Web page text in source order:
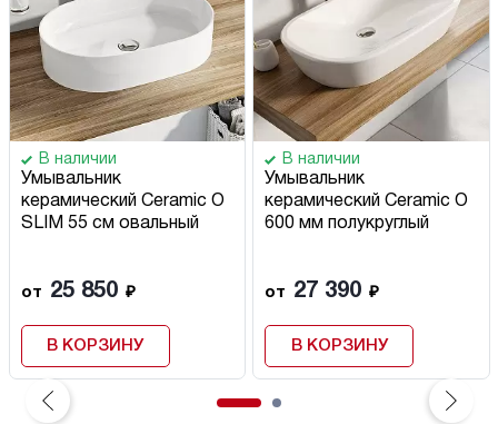
В наличии
Умывальник
керамический Ceramic O
SLIM 55 см овальный
от 25 850 ₽
В КОРЗИНУ
В наличии
Умывальник
керамический Ceramic O
600 мм полукруглый
от 27 390 ₽
В КОРЗИНУ